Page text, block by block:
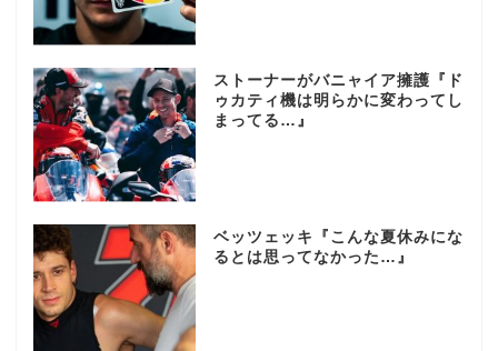
ストーナーがバニャイア擁護『ド
ゥカティ機は明らかに変わってし
まってる…』
ベッツェッキ『こんな夏休みにな
るとは思ってなかった…』